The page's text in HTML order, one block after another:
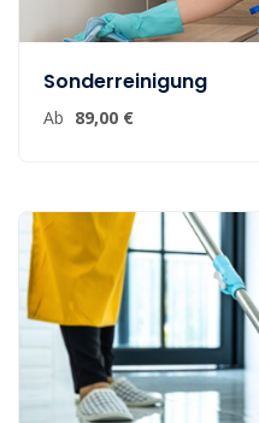
Sonderreinigung
Ab 89,00 €